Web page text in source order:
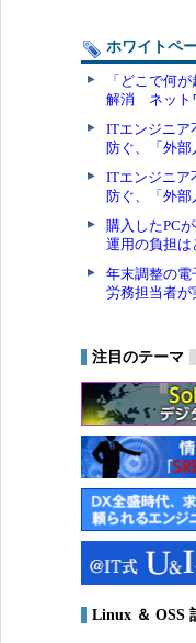
ホワイトペ
「どこで何
解消 ネット
ITエンジニア
防ぐ、「外
ITエンジニア
防ぐ、「外
購入したPC
運用の負担は
年末調整の
労務担当者が
注目のテーマ
Linux ＆ OSS